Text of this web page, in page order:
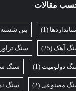
مقالات
(1) بتن شسته
آهک (25) سنگ
دولومیت (1) سنگ
مصنوعی (2) سنگ